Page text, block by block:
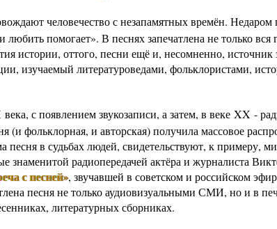
человечество с незапамятных времён. Недаром
любить помогает». В песнях запечатлена не только вся
истории, оттого, песни ещё и, несомненно, источник
изучаемый литературоведами, фольклористами,
с появлением звукозаписи, а затем, в веке XX -
(и фольклорная, и авторская) получила массовое
песня в судьбах людей, свидетельствуют, к примеру,
знаменитой радиопередачей актёра и журналиста
с песней», звучавшей в советском и российском
песня не только аудиовизуальными СМИ, но и в
литературных сборниках.